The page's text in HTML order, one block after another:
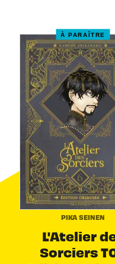
À PARAÎTRE
PIKA SEINEN
L'Atelier
Sorciers